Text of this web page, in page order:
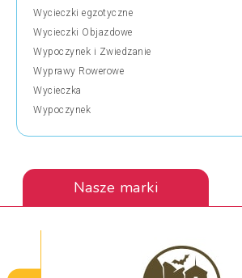
Wycieczki egzotyczne
Wycieczki Objazdowe
Wypoczynek i Zwiedzanie
Wyprawy Rowerowe
Wycieczka
Wypoczynek
Nasze marki